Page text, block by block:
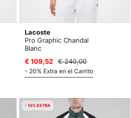
Lacoste
Pro Graphic Chandal
Blanc
€ 109,52
€ 240,00
- 20% Extra en el Carrito
- 15% EXTRA